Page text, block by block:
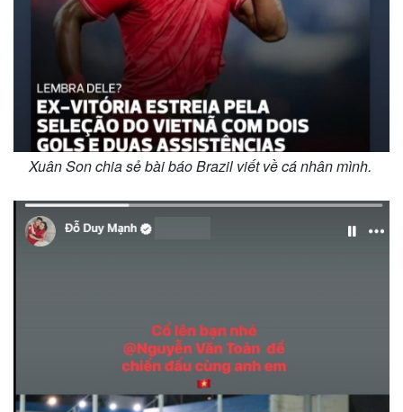
Xuân Son chia sẻ bài báo Brazil viết về cá nhân mình.